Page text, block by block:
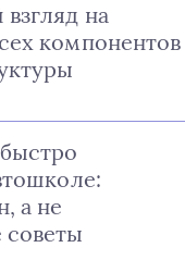
на
компонентов
а не
советы